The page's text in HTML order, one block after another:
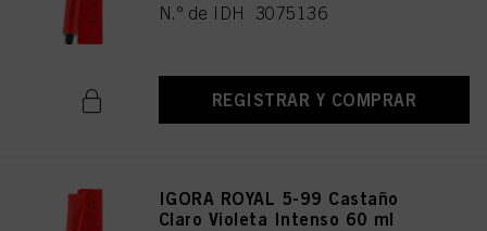
N.º de IDH 3075136
REGISTRAR Y COMPRAR
IGORA ROYAL 5-99 Castaño
Claro Violeta Intenso 60 ml